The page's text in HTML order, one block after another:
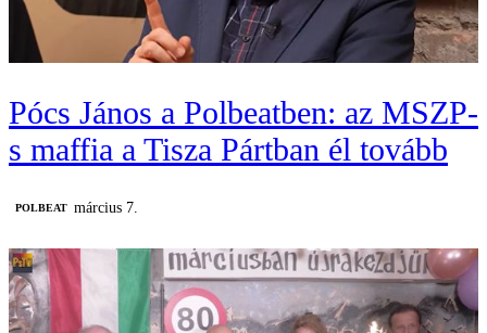
Pócs János a Polbeatben: az MSZP-
s maffia a Tisza Pártban él tovább
‎POLBEAT március 7.